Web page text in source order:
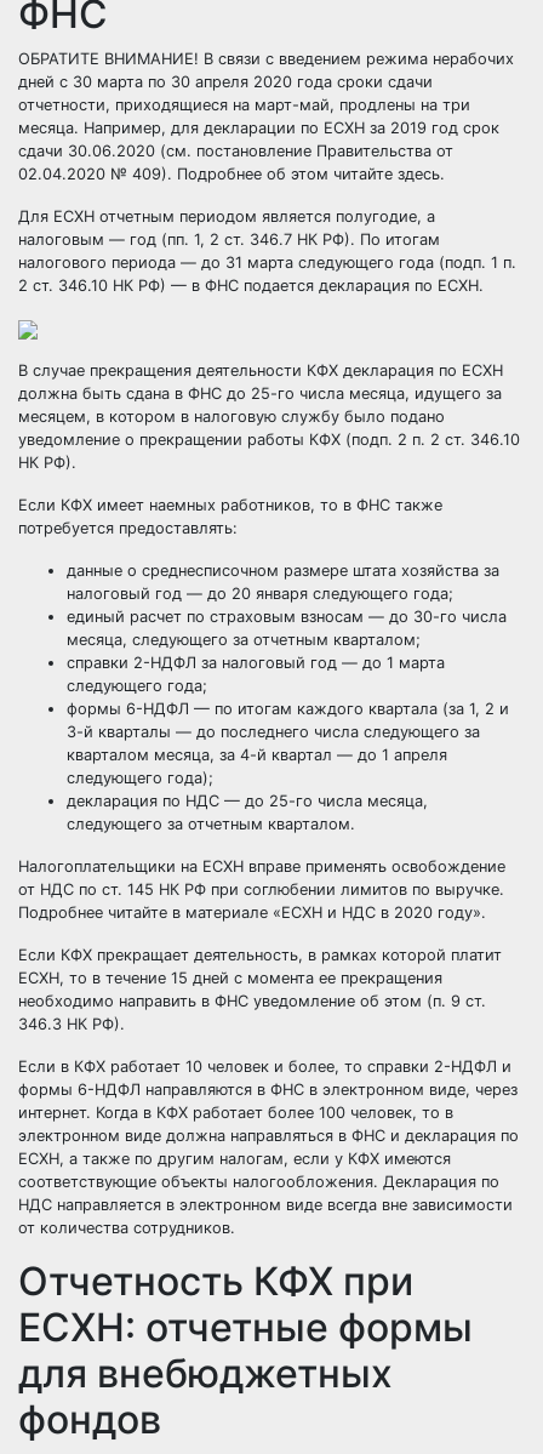
ФНС
ОБРАТИТЕ ВНИМАНИЕ! В связи с введением режима нерабочих
дней с 30 марта по 30 апреля 2020 года сроки сдачи
отчетности, приходящиеся на март-май, продлены на три
месяца. Например, для декларации по ЕСХН за 2019 год срок
сдачи 30.06.2020 (см. постановление Правительства от
02.04.2020 № 409). Подробнее об этом читайте здесь.
Для ЕСХН отчетным периодом является полугодие, а
налоговым — год (пп. 1, 2 ст. 346.7 НК РФ). По итогам
налогового периода — до 31 марта следующего года (подп. 1 п.
2 ст. 346.10 НК РФ) — в ФНС подается декларация по ЕСХН.
В случае прекращения деятельности КФХ декларация по ЕСХН
должна быть сдана в ФНС до 25-го числа месяца, идущего за
месяцем, в котором в налоговую службу было подано
уведомление о прекращении работы КФХ (подп. 2 п. 2 ст. 346.10
НК РФ).
Если КФХ имеет наемных работников, то в ФНС также
потребуется предоставлять:
данные о среднесписочном размере штата хозяйства за
налоговый год — до 20 января следующего года;
единый расчет по страховым взносам — до 30-го числа
месяца, следующего за отчетным кварталом;
справки 2-НДФЛ за налоговый год — до 1 марта
следующего года;
формы 6-НДФЛ — по итогам каждого квартала (за 1, 2 и
3-й кварталы — до последнего числа следующего за
кварталом месяца, за 4-й квартал — до 1 апреля
следующего года);
декларация по НДС — до 25-го числа месяца,
следующего за отчетным кварталом.
Налогоплательщики на ЕСХН вправе применять освобождение
от НДС по ст. 145 НК РФ при соглюбении лимитов по выручке.
Подробнее читайте в материале «ЕСХН и НДС в 2020 году».
Если КФХ прекращает деятельность, в рамках которой платит
ЕСХН, то в течение 15 дней с момента ее прекращения
необходимо направить в ФНС уведомление об этом (п. 9 ст.
346.3 НК РФ).
Если в КФХ работает 10 человек и более, то справки 2-НДФЛ и
формы 6-НДФЛ направляются в ФНС в электронном виде, через
интернет. Когда в КФХ работает более 100 человек, то в
электронном виде должна направляться в ФНС и декларация по
ЕСХН, а также по другим налогам, если у КФХ имеются
соответствующие объекты налогообложения. Декларация по
НДС направляется в электронном виде всегда вне зависимости
от количества сотрудников.
Отчетность КФХ при
ЕСХН: отчетные формы
для внебюджетных
фондов